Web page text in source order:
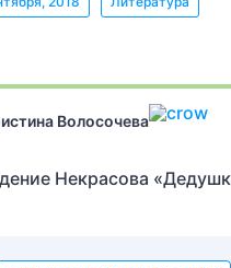
Волосочева
Некрасова